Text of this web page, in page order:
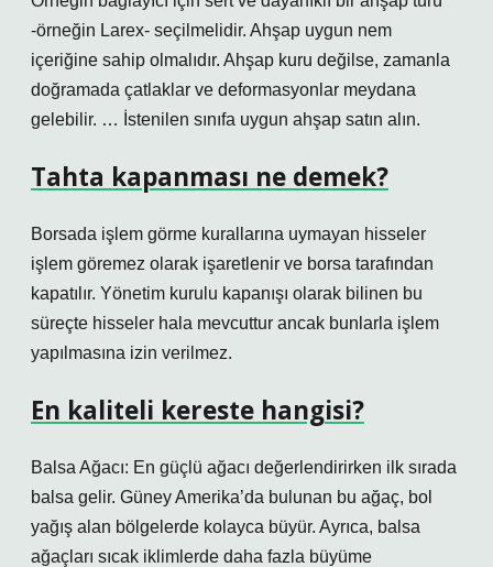
-örneğin Larex- seçilmelidir. Ahşap uygun nem
içeriğine sahip olmalıdır. Ahşap kuru değilse, zamanla
doğramada çatlaklar ve deformasyonlar meydana
gelebilir. … İstenilen sınıfa uygun ahşap satın alın.
Tahta kapanması ne demek?
Borsada işlem görme kurallarına uymayan hisseler
işlem göremez olarak işaretlenir ve borsa tarafından
kapatılır. Yönetim kurulu kapanışı olarak bilinen bu
süreçte hisseler hala mevcuttur ancak bunlarla işlem
yapılmasına izin verilmez.
En kaliteli kereste hangisi?
Balsa Ağacı: En güçlü ağacı değerlendirirken ilk sırada
balsa gelir. Güney Amerika’da bulunan bu ağaç, bol
yağış alan bölgelerde kolayca büyür. Ayrıca, balsa
ağaçları sıcak iklimlerde daha fazla büyüme